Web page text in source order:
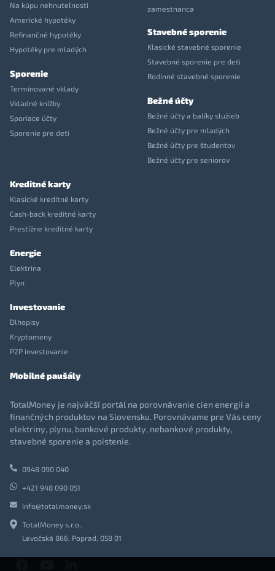
Na kúpu nehnuteľnosti
Americké hypotéky
Refinančné hypotéky
Hypotéky pre mladých
Sporenie
Termínované vklady
Vkladné knížky
Sporiace účty
Sporenie pre deti
zamestnanca
Stavebné sporenie
Klasické stavebné sporenie
Stavebné sporenie pre deti
Rodinné stavebné sporenie
Bežné účty
Bežné účty a balíky služieb
Bežné účty pre mladých
Bežné účty pre študentov
Bežné účty pre seniorov
Kreditné karty
Klasické kreditné karty
Cash-back kreditné karty
Prestížne kreditné karty
Energie
Elektrina
Plyn
Investovanie
Dlhopisy
Kryptomeny
P2P investovanie
Mobilné paušály
TotalMoney je najväčší portál na porovnávanie cien energií a
finančných produktov na Slovensku. Porovnávame pre Vás ceny
elektriny, plynu, bankové produkty, nebankové produkty,
stavebné sporenie a poistenie.
0948 090 040
+421 948 090 051
info@totalmoney.sk
TotalMoney s.r.o.,
Levočská 866, Poprad, 058 01